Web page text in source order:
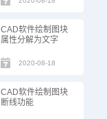
CAD软件绘制图块
属性分解为文字
2020-08-18
CAD软件绘制图块
断线功能